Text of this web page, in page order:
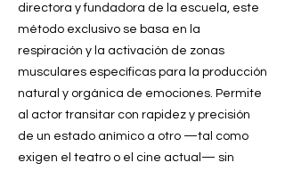
directora y fundadora de la escuela, este
método exclusivo se basa en la
respiración y la activación de zonas
musculares específicas para la producción
natural y orgánica de emociones. Permite
al actor transitar con rapidez y precisión
de un estado anímico a otro —tal como
exigen el teatro o el cine actual— sin